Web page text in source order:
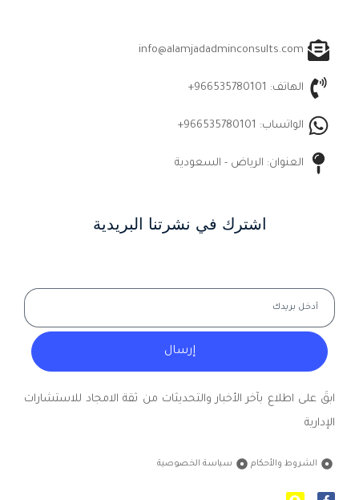
info@alamjadadminconsults.com
الهاتف: 966535780101+
الواتساب: 966535780101+
العنوان: الرياض - السعودية
اشترك في نشرتنا البريدية
إرسال
ابقَ على اطلاع بآخر الأخبار والتحديثات من ثقة الامجاد للاستشارات
الإدارية
الشروط والأحكام سياسة الخصوصية